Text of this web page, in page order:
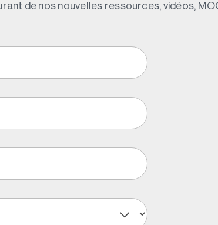
de nos nouvelles ressources, vidéos,